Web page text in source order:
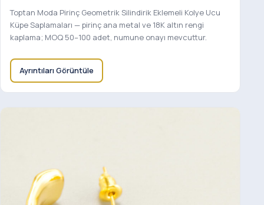
Toptan Moda Pirinç Geometrik Silindirik Eklemeli Kolye Ucu
Küpe Saplamaları — pirinç ana metal ve 18K altın rengi
kaplama; MOQ 50–100 adet, numune onayı mevcuttur.
Ayrıntıları Görüntüle